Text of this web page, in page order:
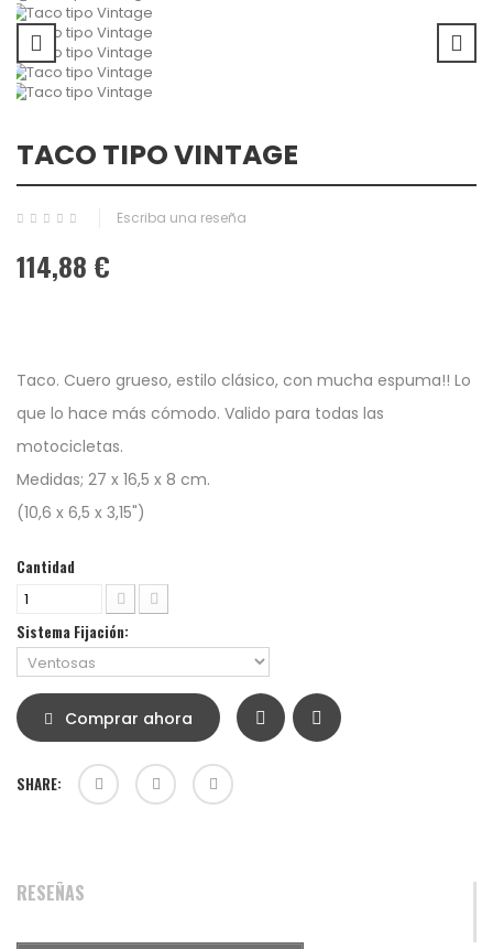
TACO TIPO VINTAGE
Escriba una reseña
114,88 €
Taco. Cuero grueso, estilo clásico, con mucha espuma!! Lo
que lo hace más cómodo. Valido para todas las
motocicletas.
Medidas; 27 x 16,5 x 8 cm.
(10,6 x 6,5 x 3,15")
Cantidad
Sistema Fijación:
Comprar ahora
SHARE:
RESEÑAS